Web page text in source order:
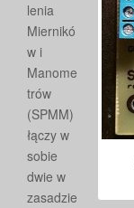
lenia
Miernikó
w i
Manome
trów
(SPMM)
łączy w
sobie
dwie w
zasadzie